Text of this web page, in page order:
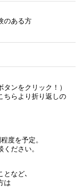
のある方
ンをクリック！）
ちらより折り返しの
度を予定。
ださい。
となど､
は